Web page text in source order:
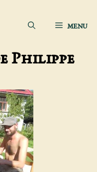
MENU
Philippe